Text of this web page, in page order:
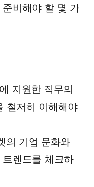
비해야 할 몇 가
지원한 직무의
철저히 이해해야
의 기업 문화와
렌드를 체크하